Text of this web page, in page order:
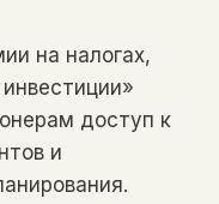
на налогах,
доступ к
и